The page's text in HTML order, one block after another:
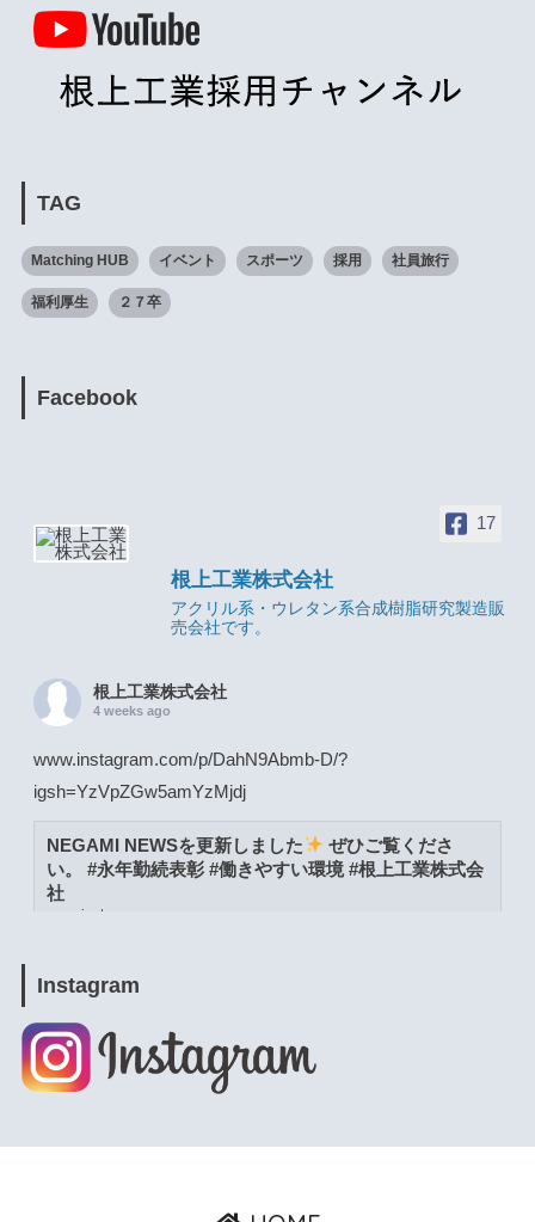
TAG
Matching HUB イベント スポーツ 採用 社員旅行
福利厚生 ２７卒
Facebook
17
根上工業株式会社
アクリル系・ウレタン系合成樹脂研究製造販
売会社です。
根上工業株式会社
4 weeks ago
www.instagram.com/p/DahN9Abmb-D/?
igsh=YzVpZGw5amYzMjdj
NEGAMI NEWSを更新しました
ぜひご覧くださ
い。 #永年勤続表彰 #働きやすい環境 #根上工業株式会
社
www.instagram.com
根上工業株式会社
4 weeks ago
い。 #能美市 #よりよい環境づくりの日 #根上工業株式
Instagram